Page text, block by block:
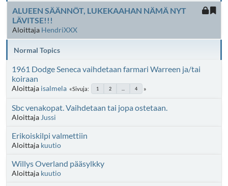
ALUEEN SÄÄNNÖT, LUKEKAAHAN NÄMÄ NYT
LÄVITSE!!!
Aloittaja HendriXXX
Normal Topics
1961 Dodge Seneca vaihdetaan farmari Warreen ja/tai
koiraan
Aloittaja isalmela Sivuja 1 2 4
Sbc venakopat. Vaihdetaan tai jopa ostetaan.
Aloittaja Jussi
Erikoiskilpi valmettiin
Aloittaja kuutio
Willys Overland pääsylkky
Aloittaja kuutio